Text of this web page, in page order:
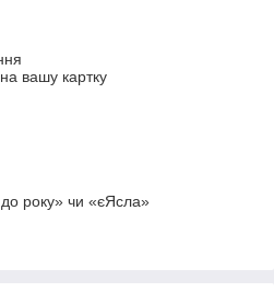
вашу картку
року» чи «єЯсла»